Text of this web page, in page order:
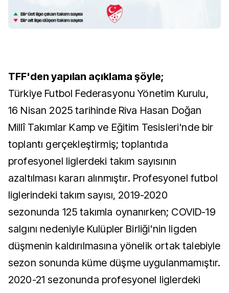
TFF'den yapılan açıklama şöyle;
Türkiye Futbol Federasyonu Yönetim Kurulu,
16 Nisan 2025 tarihinde Riva Hasan Doğan
Millî Takımlar Kamp ve Eğitim Tesisleri'nde bir
toplantı gerçekleştirmiş; toplantıda
profesyonel liglerdeki takım sayısının
azaltılması kararı alınmıştır. Profesyonel futbol
liglerindeki takım sayısı, 2019-2020
sezonunda 125 takımla oynanırken; COVID-19
salgını nedeniyle Kulüpler Birliği'nin ligden
düşmenin kaldırılmasına yönelik ortak talebiyle
sezon sonunda küme düşme uygulanmamıştır.
2020-21 sezonunda profesyonel liglerdeki